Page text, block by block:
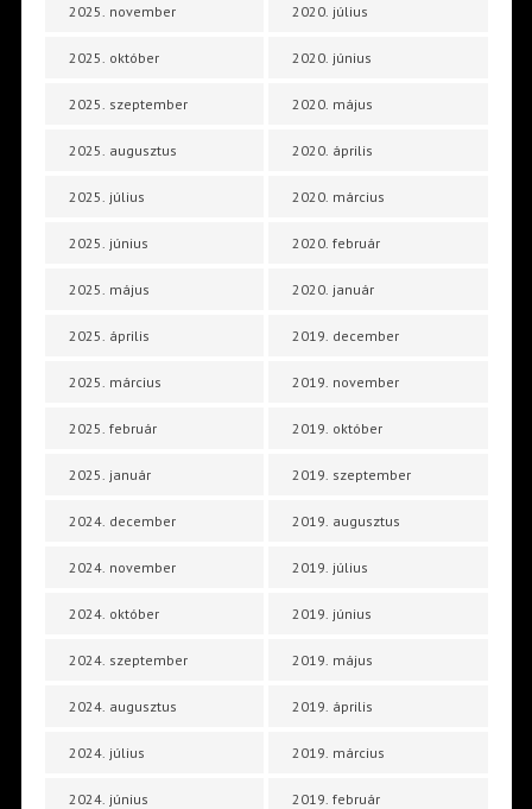
2025. november
2025. október
2025. szeptember
2025. augusztus
2025. július
2025. június
2025. május
2025. április
2025. március
2025. február
2025. január
2024. december
2024. november
2024. október
2024. szeptember
2024. augusztus
2024. július
2024. június
2020. július
2020. június
2020. május
2020. április
2020. március
2020. február
2020. január
2019. december
2019. november
2019. október
2019. szeptember
2019. augusztus
2019. július
2019. június
2019. május
2019. április
2019. március
2019. február